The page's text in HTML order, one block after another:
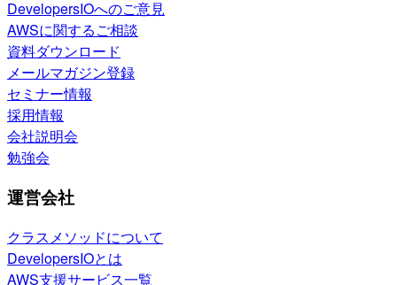
DevelopersIOへのご意見
AWSに関するご相談
資料ダウンロード
メールマガジン登録
セミナー情報
採用情報
会社説明会
勉強会
運営会社
クラスメソッドについて
DevelopersIOとは
AWS支援サービス一覧